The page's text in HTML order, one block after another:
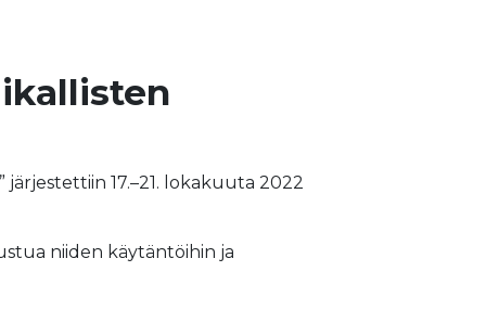
” järjestettiin 17.–21. lokakuuta 2022
niiden käytäntöihin ja